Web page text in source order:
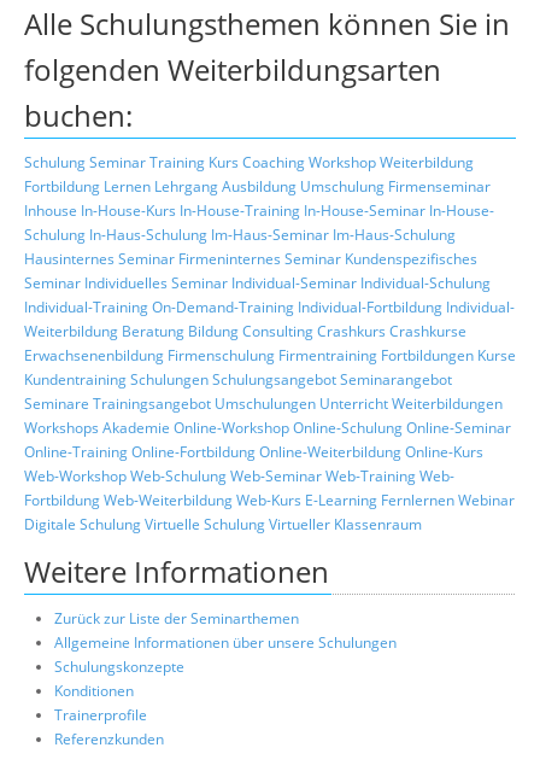
Alle Schulungsthemen können Sie in
folgenden Weiterbildungsarten
buchen:
SchulungSeminarTraining Kurs CoachingWorkshopWeiterbildung
Fortbildung Lernen LehrgangAusbildung Umschulung Firmenseminar
Inhouse In-House-Kurs In-House-Training In-House-Seminar In-House-
Schulung In-Haus-Schulung Im-Haus-Seminar Im-Haus-Schulung
Hausinternes Seminar Firmeninternes Seminar Kundenspezifisches
Seminar Individuelles Seminar Individual-Seminar Individual-Schulung
Individual-TrainingOn-Demand-Training Individual-Fortbildung Individual-
Weiterbildung Beratung BildungConsultingCrashkurs Crashkurse
Erwachsenenbildung Firmenschulung Firmentraining Fortbildungen Kurse
KundentrainingSchulungenSchulungsangebotSeminarangebot
Seminare Trainingsangebot Umschulungen UnterrichtWeiterbildungen
Workshops Akademie Online-WorkshopOnline-SchulungOnline-Seminar
Online-TrainingOnline-FortbildungOnline-WeiterbildungOnline-Kurs
Web-WorkshopWeb-SchulungWeb-SeminarWeb-TrainingWeb-
FortbildungWeb-WeiterbildungWeb-Kurs E-Learning FernlernenWebinar
Digitale SchulungVirtuelle SchulungVirtueller Klassenraum
Weitere Informationen
Zurück zur Liste der Seminarthemen
Allgemeine Informationen über unsere Schulungen
Schulungskonzepte
Konditionen
Trainerprofile
Referenzkunden